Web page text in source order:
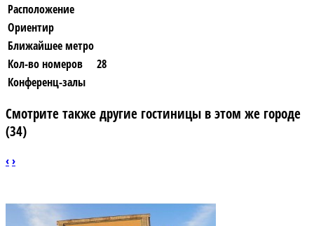
Расположение
Ориентир
Ближайшее метро
Кол-во номеров
28
Конференц-залы
Смотрите также другие гостиницы в этом же городе
(34)
‹›